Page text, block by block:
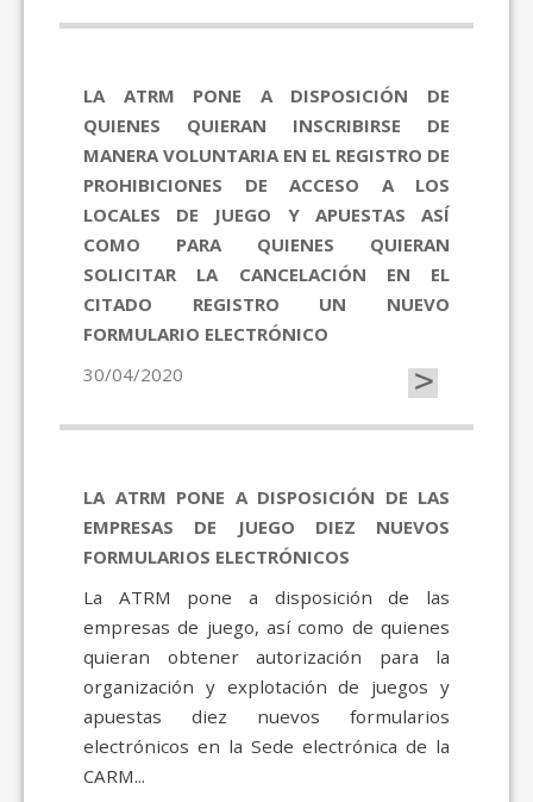
LA ATRM PONE A DISPOSICIÓN DE
QUIENES QUIERAN INSCRIBIRSE DE
MANERA VOLUNTARIA EN EL REGISTRO DE
PROHIBICIONES DE ACCESO A LOS
LOCALES DE JUEGO Y APUESTAS ASÍ
COMO PARA QUIENES QUIERAN
SOLICITAR LA CANCELACIÓN EN EL
CITADO REGISTRO UN NUEVO
FORMULARIO ELECTRÓNICO
30/04/2020
>
LA ATRM PONE A DISPOSICIÓN DE LAS
EMPRESAS DE JUEGO DIEZ NUEVOS
FORMULARIOS ELECTRÓNICOS
La ATRM pone a disposición de las
empresas de juego, así como de quienes
quieran obtener autorización para la
organización y explotación de juegos y
apuestas diez nuevos formularios
electrónicos en la Sede electrónica de la
CARM...